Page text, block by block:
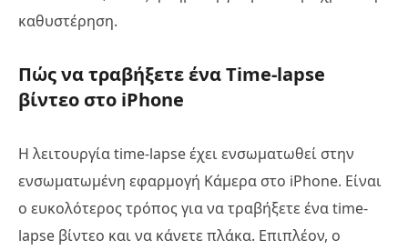
καθυστέρηση.
Πώς να τραβήξετε ένα Time-lapse
βίντεο στο iPhone
Η λειτουργία time-lapse έχει ενσωματωθεί στην
ενσωματωμένη εφαρμογή Κάμερα στο iPhone. Είναι
ο ευκολότερος τρόπος για να τραβήξετε ένα time-
lapse βίντεο και να κάνετε πλάκα. Επιπλέον, ο